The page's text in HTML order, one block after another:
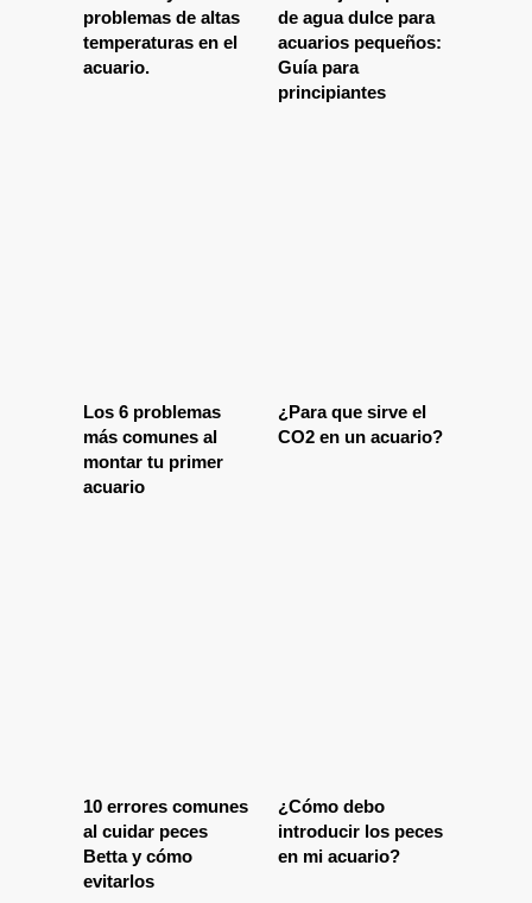
problemas de altas
temperaturas en el
acuario.
de agua dulce para
acuarios pequeños:
Guía para
principiantes
Los 6 problemas
más comunes al
montar tu primer
acuario
¿Para que sirve el
CO2 en un acuario?
10 errores comunes
al cuidar peces
Betta y cómo
evitarlos
¿Cómo debo
introducir los peces
en mi acuario?